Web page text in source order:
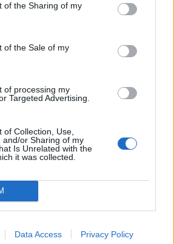
of the Sharing of my
of the Sale of my
of processing my
Targeted Advertising.
of Collection, Use,
and/or Sharing of my
Is Unrelated with the
it was collected.
Data Access Privacy Policy
14:48